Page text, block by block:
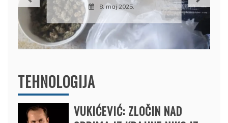
8. maj 2025.
TEHNOLOGIJA
VUKIĆEVIĆ: ZLOČIN NAD